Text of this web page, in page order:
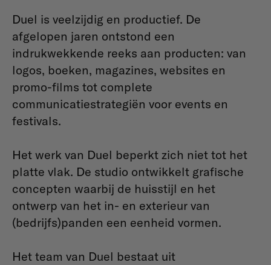
Duel is veelzijdig en productief. De
afgelopen jaren ontstond een
indrukwekkende reeks aan producten: van
logos, boeken, magazines, websites en
promo-films tot complete
communicatiestrategiën voor events en
festivals.
Het werk van Duel beperkt zich niet tot het
platte vlak. De studio ontwikkelt grafische
concepten waarbij de huisstijl en het
ontwerp van het in- en exterieur van
(bedrijfs)panden een eenheid vormen.
Het team van Duel bestaat uit